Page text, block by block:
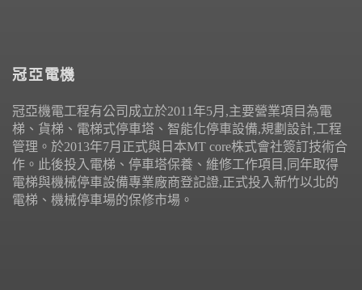
冠亞電機
冠亞機電工程有公司成立於2011年5月,主要營業項目為電
梯、貨梯、電梯式停車塔、智能化停車設備,規劃設計,工程
管理。於2013年7月正式與日本MT core株式會社簽訂技術合
作。此後投入電梯、停車塔保養、維修工作項目,同年取得
電梯與機械停車設備專業廠商登記證,正式投入新竹以北的
電梯、機械停車場的保修市場。